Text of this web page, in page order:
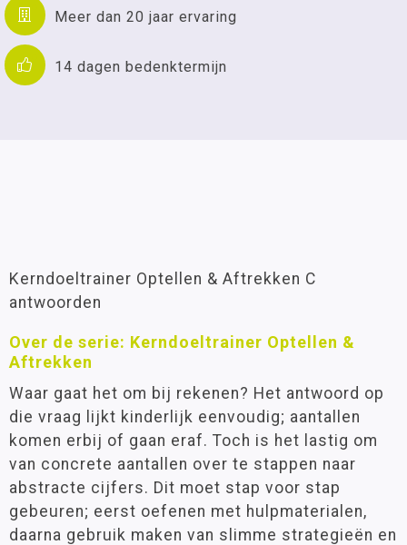
Meer dan 20 jaar ervaring
14 dagen bedenktermijn
Kerndoeltrainer Optellen & Aftrekken C
antwoorden
Over de serie: Kerndoeltrainer Optellen &
Aftrekken
Waar gaat het om bij rekenen? Het antwoord op
die vraag lijkt kinderlijk eenvoudig; aantallen
komen erbij of gaan eraf. Toch is het lastig om
van concrete aantallen over te stappen naar
abstracte cijfers. Dit moet stap voor stap
gebeuren; eerst oefenen met hulpmaterialen,
daarna gebruik maken van slimme strategieën en